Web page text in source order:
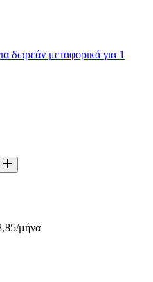
δωρεάν μεταφορικά για 1
/μήνα